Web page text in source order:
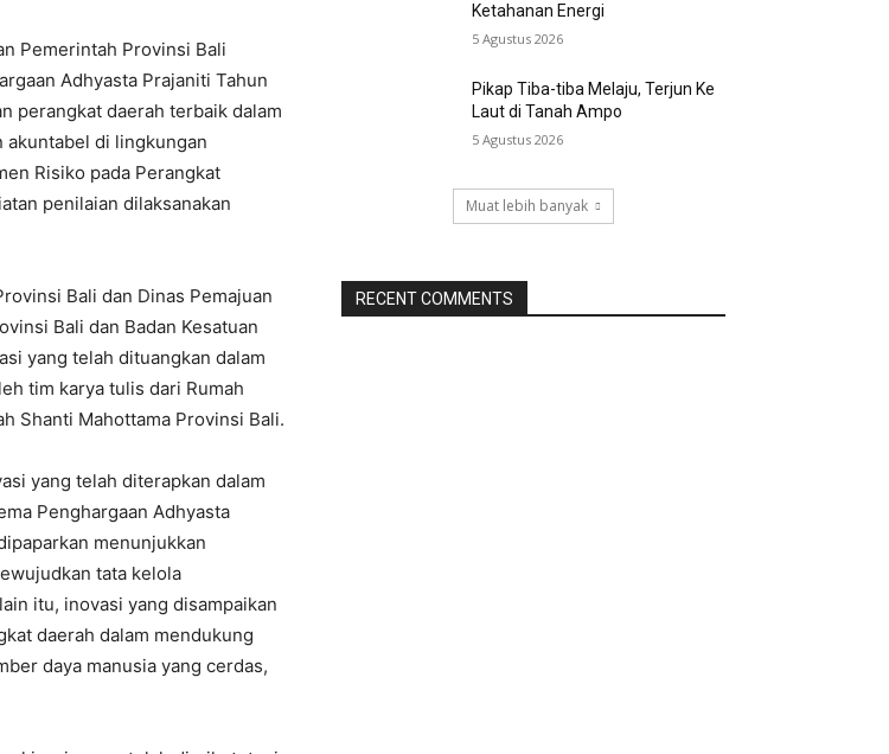
Pemerintah Provinsi Bali
Adhyasta Prajaniti Tahun
perangkat daerah terbaik dalam
akuntabel di lingkungan
Risiko pada Perangkat
penilaian dilaksanakan
Bali dan Dinas Pemajuan
Bali dan Badan Kesatuan
yang telah dituangkan dalam
tim karya tulis dari Rumah
Shanti Mahottama Provinsi Bali.
yang telah diterapkan dalam
Penghargaan Adhyasta
menunjukkan
tata kelola
itu, inovasi yang disampaikan
daerah dalam mendukung
daya manusia yang cerdas,
Ketahanan Energi
5 Agustus 2026
Pikap Tiba-tiba Melaju, Terjun Ke
Laut di Tanah Ampo
5 Agustus 2026
Muat lebih banyak
RECENT COMMENTS